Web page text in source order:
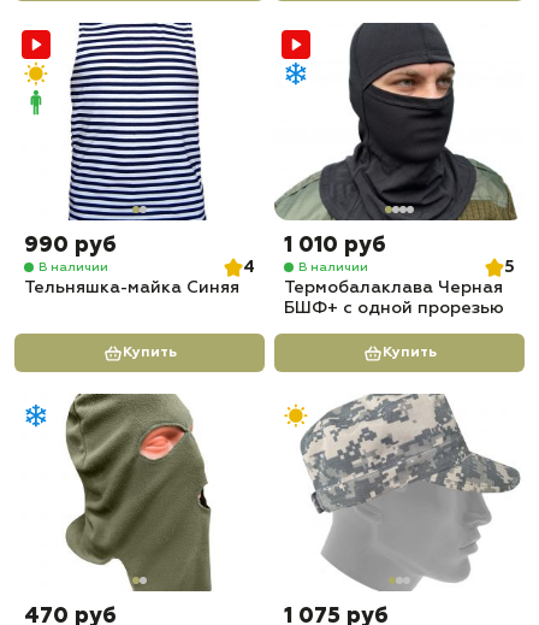
990 руб
В наличии
4
Тельняшка-майка Синяя
Купить
1 010 руб
В наличии
5
Термобалаклава Черная
БШФ+ с одной прорезью
Купить
470 руб 1 075 руб